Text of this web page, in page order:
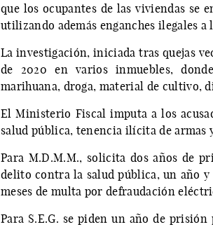
que los ocupantes de las viviendas se
utilizando además enganches ilegales a
La investigación, iniciada tras quejas
de 2020 en varios inmuebles,
marihuana, droga, material de cultivo,
El Ministerio Fiscal imputa a los
salud pública, tenencia ilícita de
Para M.D.M.M., solicita dos años de
delito contra la salud pública, un año
meses de multa por defraudación
Para S.E.G. se piden un año de